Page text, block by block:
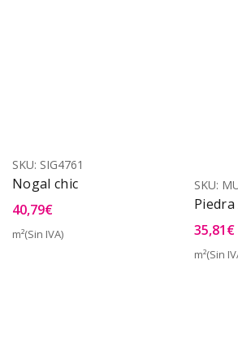
SKU: SIG4761
Nogal chic
40,79€
m²(Sin IVA)
SKU:
35,81€
m²(Sin